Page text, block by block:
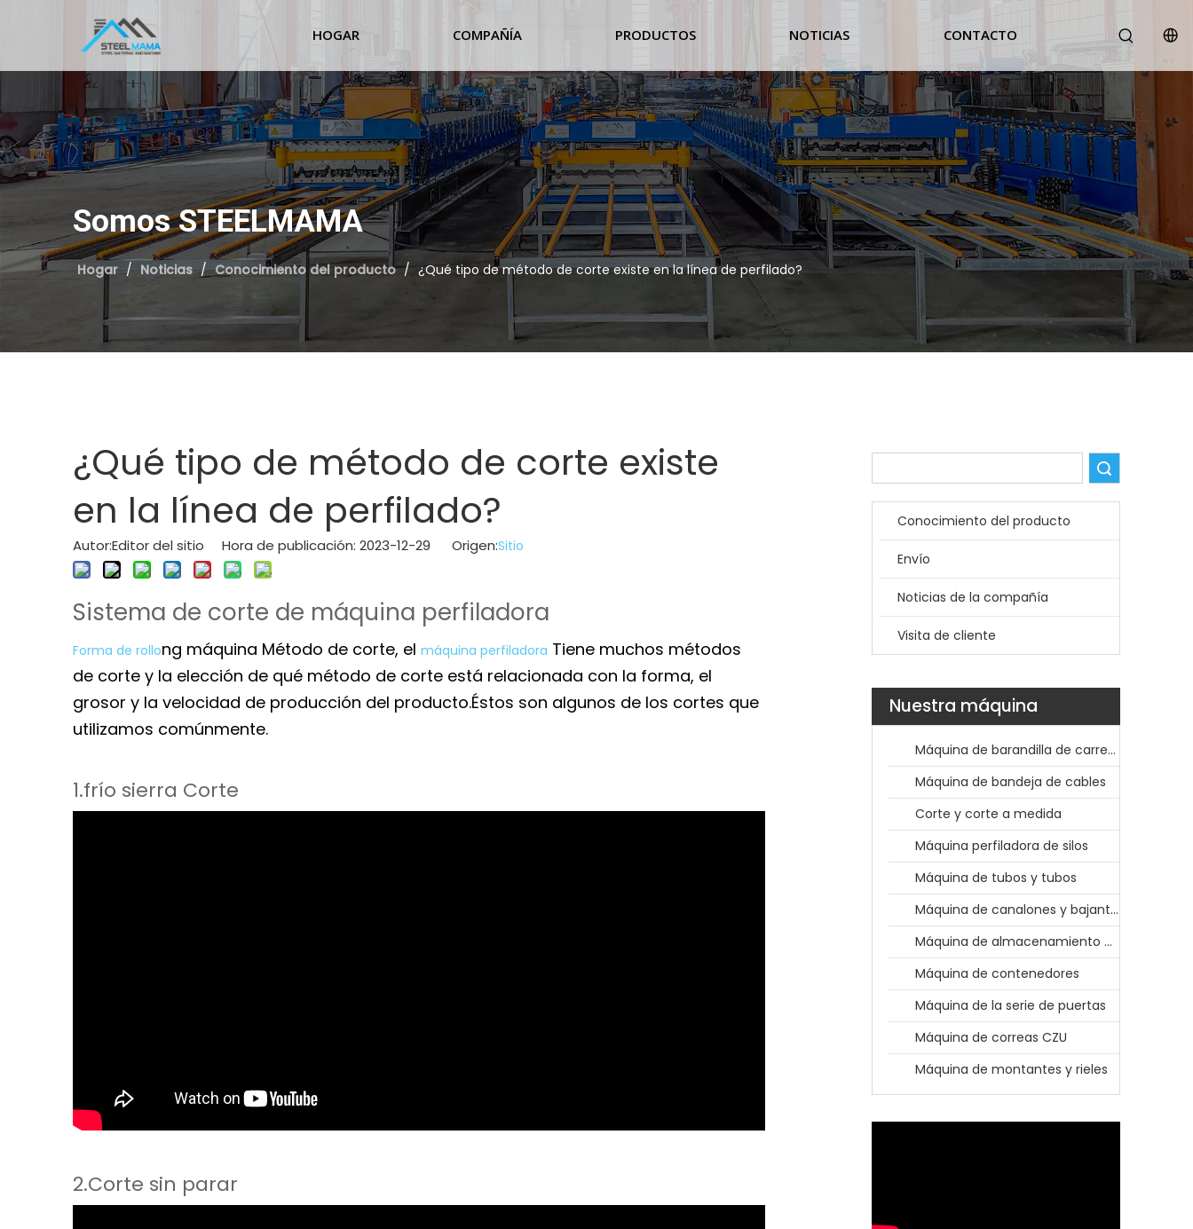
HOGAR COMPAÑÍA PRODUCTOS NOTICIAS CONTACTO
Somos STEELMAMA
Hogar / Noticias / Conocimiento del producto / ¿Qué tipo de método de corte existe en la línea de perfilado?
¿Qué tipo de método de corte existe
en la línea de perfilado?
Autor:Editor del sitio Hora de publicación: 2023-12-29 Origen:Sitio
Sistema de corte de máquina perfiladora
Forma de rollong máquina Método de corte, el máquina perfiladora Tiene muchos métodos
de corte y la elección de qué método de corte está relacionada con la forma, el
grosor y la velocidad de producción del producto.Éstos son algunos de los cortes que
utilizamos comúnmente.
1.frío sierra Corte
2.Corte sin parar
Conocimiento del producto
Envío
Noticias de la compañía
Visita de cliente
Nuestra máquina
Máquina de barandilla de carretera
Máquina de bandeja de cables
Corte y corte a medida
Máquina perfiladora de silos
Máquina de tubos y tubos
Máquina de canalones y bajantes
Máquina de almacenamiento en rack
Máquina de contenedores
Máquina de la serie de puertas
Máquina de correas CZU
Máquina de montantes y rieles